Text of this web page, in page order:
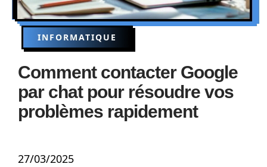
INFORMATIQUE
Comment contacter Google
par chat pour résoudre vos
problèmes rapidement
27/03/2025